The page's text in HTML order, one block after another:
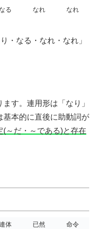
なる なれ なれ
・なる・なれ・なれ」
す。連用形は「なり」
基本的に直後に助動詞が
(～だ・～である)と存在
体 已然
命令